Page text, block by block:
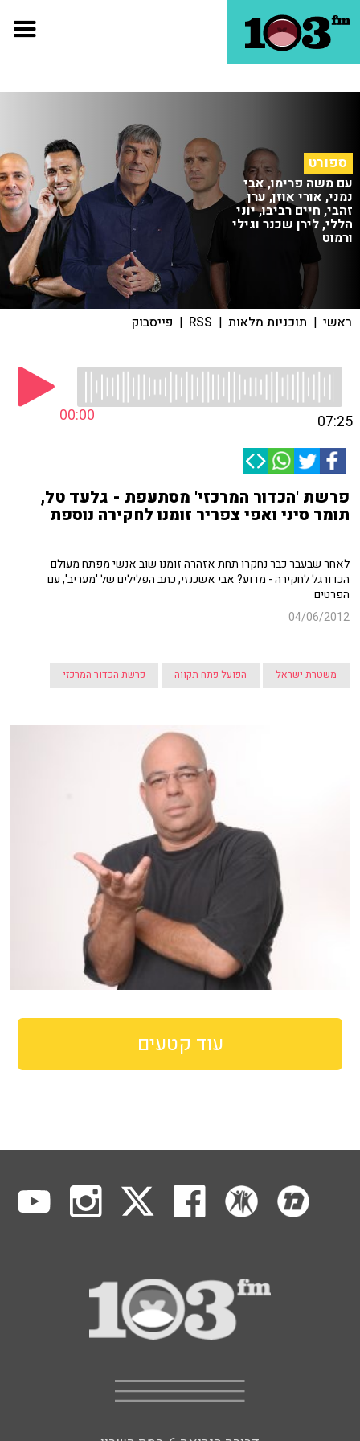
ספורט
עם משה פרימו, אבי
נמני, אורי אוזן, ערן
זהבי, חיים רביבו, יוני
הללי, לירן שכנר וגילי
ורמוט
ראשי | תוכניות מלאות |
RSS
| פייסבוק
00:00 07:25
פרשת 'הכדור המרכזי' מסתעפת - גלעד טל,
תומר סיני ואפי צפריר זומנו לחקירה נוספת
לאחר שבעבר כבר נחקרו תחת אזהרה זומנו שוב אנשי מפתח מעולם
הכדורגל לחקירה - מדוע? אבי אשכנזי, כתב הפלילים של 'מעריב', עם
הפרטים
04/06/2012
משטרת ישראל הפועל פתח תקווה פרשת הכדור המרכזי
עוד קטעים